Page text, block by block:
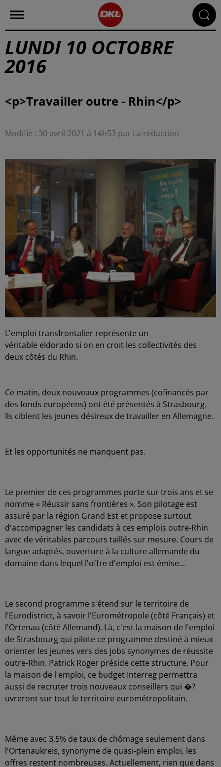
LUNDI 10 OCTOBRE
2016
Modifié : 30 avril 2021 à 14h53 par La rédaction
L'emploi transfrontalier représente un
véritable eldorado si on en croit les collectivités des
deux côtés du Rhin.
Ce matin, deux nouveaux programmes (cofinancés par
des fonds européens) ont été présentés à Strasbourg.
Ils ciblent les jeunes désireux de travailler en Allemagne.
Et les opportunités ne manquent pas.
Le premier de ces programmes porte sur trois ans et se
nomme « Réussir sans frontières ». Son pilotage est
assuré par la région Grand Est et propose surtout
d'accompagner les candidats à ces emplois outre-Rhin
avec de véritables parcours taillés sur mesure. Cours de
langue adaptés, ouverture à la culture allemande du
domaine dans lequel l'offre d'emploi est émise...
Le second programme s'étend sur le territoire de
l'Eurodistrict, à savoir l'Eurométropole (côté Français) et
l'Ortenau (côté Allemand). Là, c'est la maison de l'emploi
de Strasbourg qui pilote ce programme destiné à mieux
orienter les jeunes vers des jobs synonymes de réussite
outre-Rhin. Patrick Roger préside cette structure. Pour
la maison de l'emploi, ce budget Interreg permettra
aussi de recruter trois nouveaux conseillers qui �?
uvreront sur tout le territoire eurométropolitain.
Même avec 3,5% de taux de chômage seulement dans
l'Ortenaukreis, synonyme de quasi-plein emploi, les
offres restent nombreuses. Actuellement, rien que dans